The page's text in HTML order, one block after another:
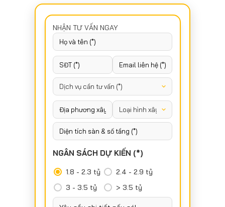
NHẬN TƯ VẤN NGAY
NGÂN SÁCH DỰ KIẾN (*)
1.8 - 2.3 tỷ
2.4 - 2.9 tỷ
3 - 3.5 tỷ
> 3.5 tỷ